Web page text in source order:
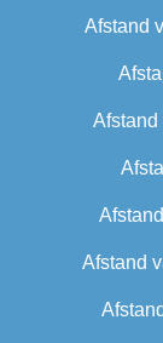
Afstand
Afstand
Afstand